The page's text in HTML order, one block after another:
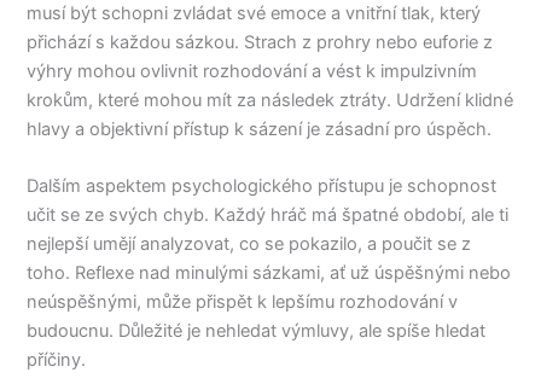
musí být schopni zvládat své emoce a vnitřní tlak, který
přichází s každou sázkou. Strach z prohry nebo euforie z
výhry mohou ovlivnit rozhodování a vést k impulzivním
krokům, které mohou mít za následek ztráty. Udržení klidné
hlavy a objektivní přístup k sázení je zásadní pro úspěch.
Dalším aspektem psychologického přístupu je schopnost
učit se ze svých chyb. Každý hráč má špatné období, ale ti
nejlepší umějí analyzovat, co se pokazilo, a poučit se z
toho. Reflexe nad minulými sázkami, ať už úspěšnými nebo
neúspěšnými, může přispět k lepšímu rozhodování v
budoucnu. Důležité je nehledat výmluvy, ale spíše hledat
příčiny.